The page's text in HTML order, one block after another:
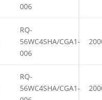
006
RQ-
56WC4SHA/CGA1-
006
RQ-
56WC4SHA/CGA1-